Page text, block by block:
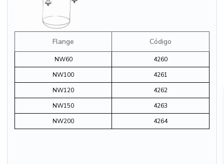
Flange Código
NW60
4260
NW100
4261
NW120
4262
NW150
4263
NW200
4264